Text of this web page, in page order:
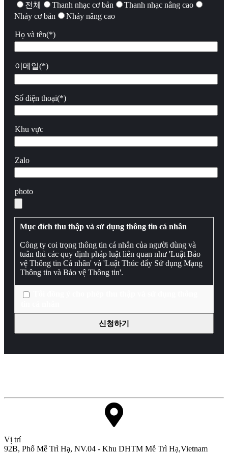
전체
Thanh nhạc cơ bản
Thanh nhạc nâng cao
Nhảy cơ bản
Nhảy nâng cao
Họ và tên(*)
이메일(*)
Số điện thoại(*)
Khu vực
Zalo
photo
Mục đích thu thập và sử dụng thông tin cá nhân
Công ty coi trọng thông tin cá nhân của người dùng và
tuân thủ các quy định pháp luật liên quan như 'Luật Bảo
vệ Thông tin Cá nhân' và 'Luật Thúc đẩy Sử dụng Mạng
Thông tin và Bảo vệ Thông tin'.
1. Mục đích thu thập và sử dụng thông tin cá nhân
của khách hàng với các mục đích sau:
ty
2. Các mục thông tin cá nhân được thu thập
Công ty thu thập các thông tin cá nhân sau đây để phục vụ
cho việc đăng ký thành viên, tư vấn, và yêu cầu dịch vụ:
신청하기
Vị trí
92B, Phố Mễ Trì Hạ, NV.04 - Khu DHTM Mễ Trì Hạ,Vietnam